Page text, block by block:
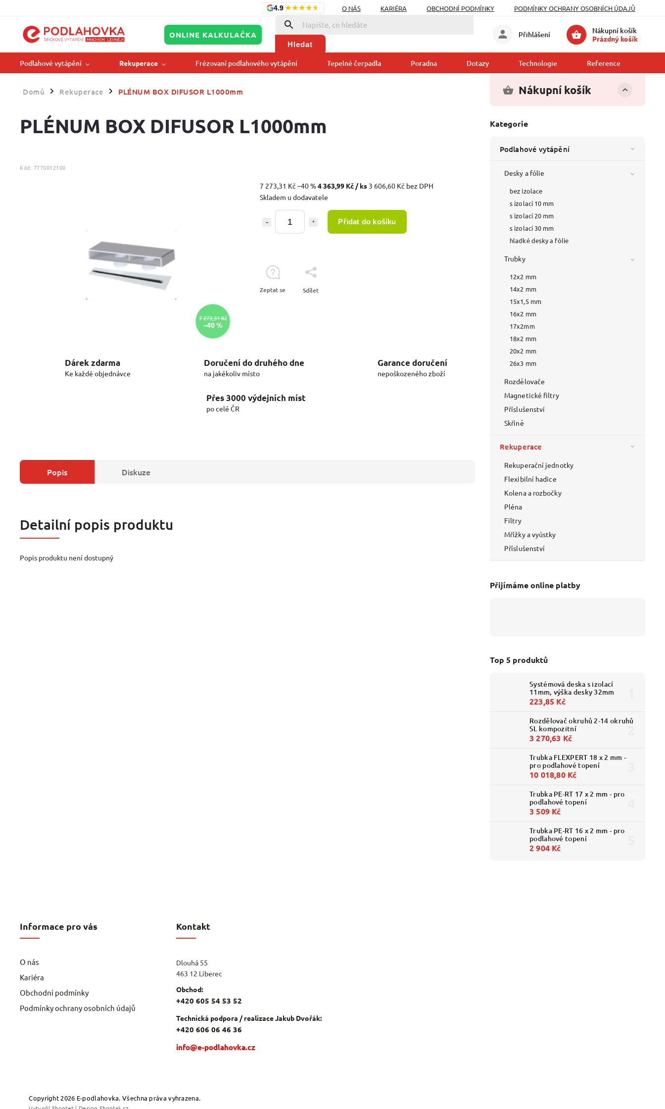
4.9★★★★★ O NÁS KARIÉRA OBCHODNÍ PODMÍNKY PODMÍNKY OCHRANY OSOBNÍCH ÚDAJŮ
ONLINE KALKULAČKA
Hledat
Nákupní košík
Prázdný košík
Přihlášení
Podlahové vytápění Rekuperace Frézovaní podlahového vytápění Tepelné čerpadla Poradna Dotazy Technologie Reference
Domů / Rekuperace / PLÉNUM BOX DIFUSOR L1000mm Nákupní košík
Kategorie
Podlahové vytápění
Desky a fólie
bez izolace
s izolací 10 mm
s izolací 20 mm
s izolací 30 mm
hladké desky a fólie
Trubky
12x2 mm
14x2 mm
15x1,5 mm
16x2 mm
17x2mm
18x2 mm
20x2 mm
26x3 mm
Rozdělovače
Magnetické filtry
Příslušenství
Skříně
Rekuperace
Rekuperační jednotky
Flexibilní hadice
Kolena a rozbočky
Pléna
Filtry
Mřížky a vyústky
Příslušenství
Přijímáme online platby
Top 5 produktů
Systémová deska s izolací
11mm, výška desky 32mm
223,85 Kč
Rozdělovač okruhů 2-14 okruhů
SL kompozitní
3 270,63 Kč
Trubka FLEXPERT 18 x 2 mm -
pro podlahové topení
10 018,80 Kč
Trubka PE-RT 17 x 2 mm - pro
podlahové topení
3 509 Kč
Trubka PE-RT 16 x 2 mm - pro
podlahové topení
2 904 Kč
PLÉNUM BOX DIFUSOR L1000mm
Kód: 7770012100
7 273,31 Kč
–40 %
7 273,31 Kč –40 %4 363,99 Kč / ks 3 606,60 Kč bez DPH
Skladem u dodavatele
Přidat do košíku
Zeptat se Sdílet
Dárek zdarma
Ke každé objednávce
Doručení do druhého dne
na jakékoliv místo
Garance doručení
nepoškozeného zboží
Přes 3000 výdejních míst
po celé ČR
Popis Diskuze
Detailní popis produktu
Popis produktu není dostupný
Informace pro vás
O nás
Kariéra
Obchodní podmínky
Podmínky ochrany osobních údajů
Kontakt
Dlouhá 55
463 12 Liberec
Obchod:
+420 605 54 53 52
Technická podpora / realizace Jakub Dvořák:
+420 606 06 46 36
info@e-podlahovka.cz
Copyright 2026 E-podlahovka. Všechna práva vyhrazena.